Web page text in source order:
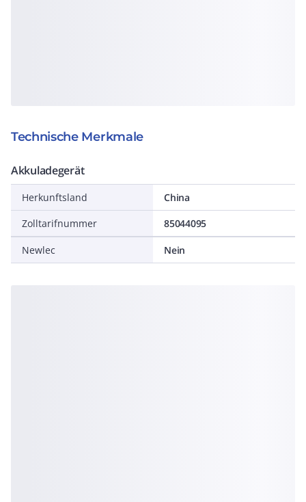
Technische Merkmale
Akkuladegerät
Herkunftsland
China
Zolltarifnummer
85044095
Newlec Nein